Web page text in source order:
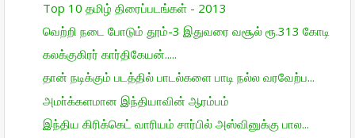
Top 10 தமிழ் திரைப்படங்கள் - 2013
வெற்றி நடை போடும் தூம்-3 இதுவரை வசூல் ரூ.313 கோடி
கலக்குகிரர் கார்திகேயன்.....
தான் நடிக்கும் படத்தில் பாடல்களை பாடி நல்ல வரவேற்ப...
அமா்க்களமான இந்தியாவின் ஆரம்பம்
இந்திய கிரிக்கெட் வாரியம் சார்பில் அஸ்வினுக்கு பால...